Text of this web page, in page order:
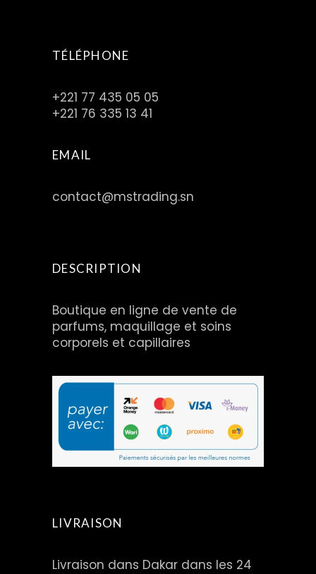
TÉLÉPHONE
+221 77 435 05 05
+221 76 335 13 41
EMAIL
contact@mstrading.sn
DESCRIPTION
Boutique en ligne de vente de
parfums, maquillage et soins
corporels et capillaires
LIVRAISON
Livraison dans Dakar dans les 24